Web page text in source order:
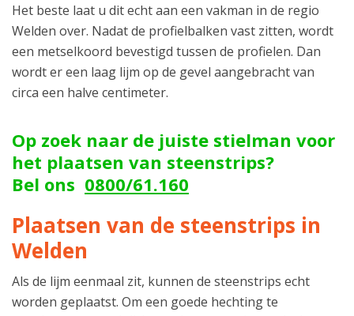
Het beste laat u dit echt aan een vakman in de regio
Welden over. Nadat de profielbalken vast zitten, wordt
een metselkoord bevestigd tussen de profielen. Dan
wordt er een laag lijm op de gevel aangebracht van
circa een halve centimeter.
Op zoek naar de juiste stielman voor
het plaatsen van steenstrips?
Bel ons 0800/61.160
Plaatsen van de steenstrips in
Welden
Als de lijm eenmaal zit, kunnen de steenstrips echt
worden geplaatst. Om een goede hechting te